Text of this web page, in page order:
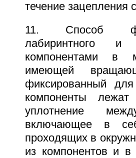
течение
11. Способ
лабиринтного и
компонентами в
имеющей
фиксированный
компоненты
уплотнение
включающее в
проходящих в
из компонентов и